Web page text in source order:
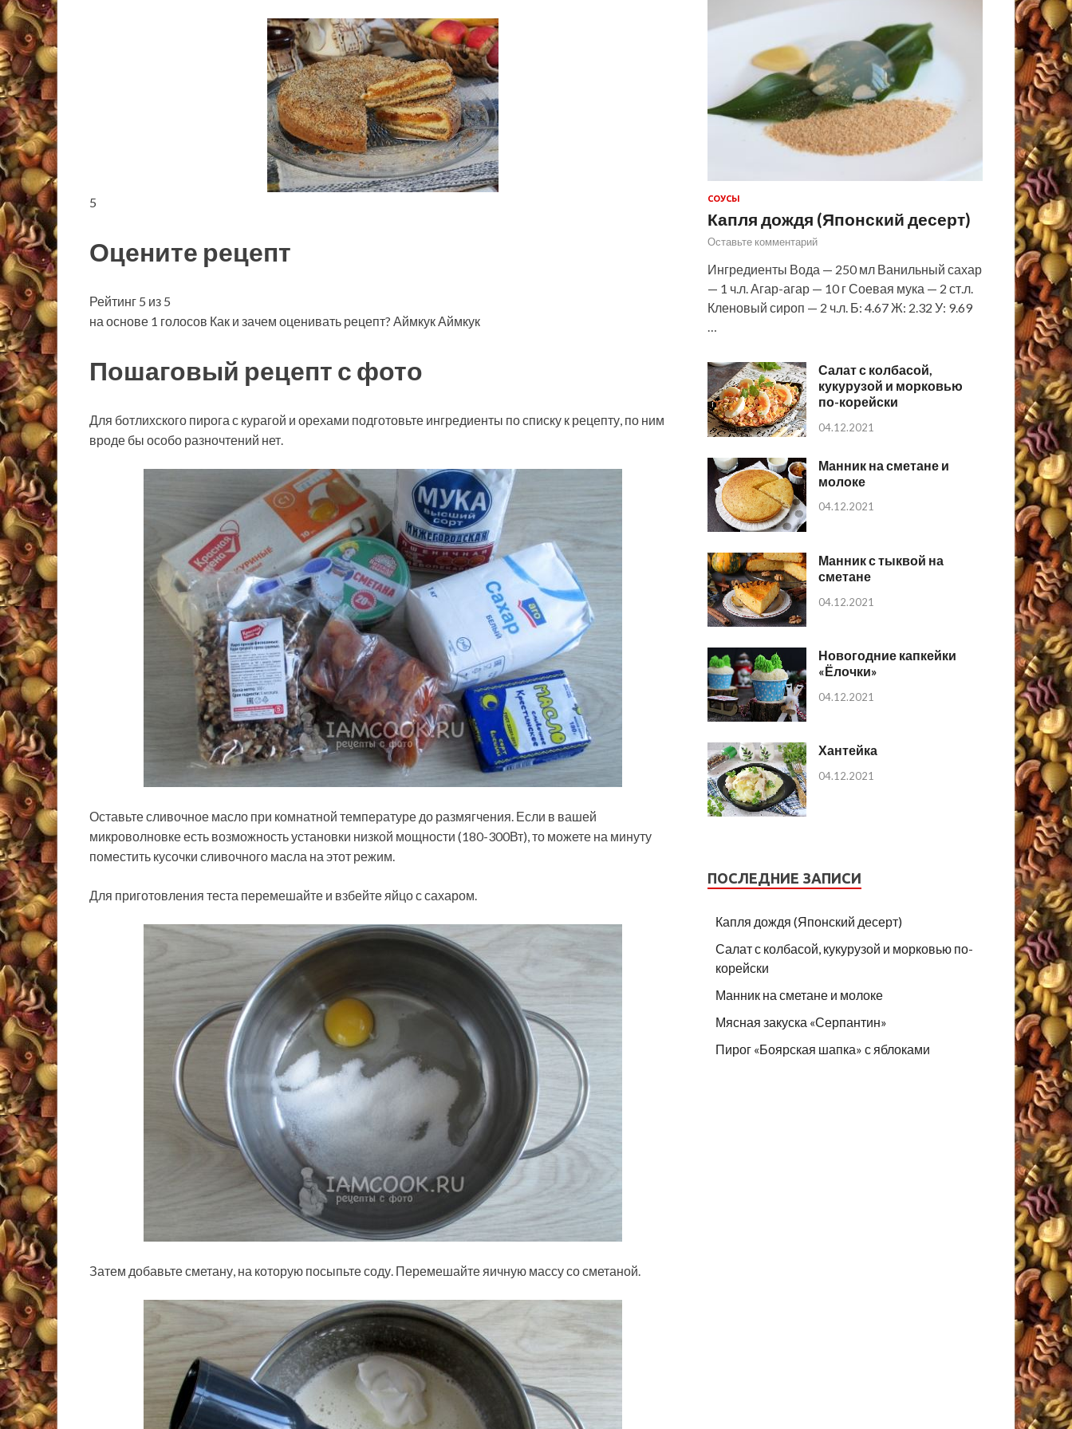
5
Оцените рецепт
Рейтинг 5 из 5
на основе 1 голосов Как и зачем оценивать рецепт? Аймкук Аймкук
Пошаговый рецепт с фото
Для ботлихского пирога с курагой и орехами подготовьте ингредиенты по списку к рецепту, по ним
вроде бы особо разночтений нет.
Оставьте сливочное масло при комнатной температуре до размягчения. Если в вашей
микроволновке есть возможность установки низкой мощности (180-300Вт), то можете на минуту
поместить кусочки сливочного масла на этот режим.
Для приготовления теста перемешайте и взбейте яйцо с сахаром.
Затем добавьте сметану, на которую посыпьте соду. Перемешайте яичную массу со сметаной.
СОУСЫ
Капля дождя (Японский десерт)
Оставьте комментарий
Ингредиенты Вода — 250 мл Ванильный сахар
— 1 ч.л. Агар-агар — 10 г Соевая мука — 2 ст.л.
Кленовый сироп — 2 ч.л. Б: 4.67 Ж: 2.32 У: 9.69
…
Салат с колбасой,
кукурузой и морковью
по-корейски
04.12.2021
Манник на сметане и
молоке
04.12.2021
Манник с тыквой на
сметане
04.12.2021
Новогодние капкейки
«Ёлочки»
04.12.2021
Хантейка
04.12.2021
ПОСЛЕДНИЕ ЗАПИСИ
Капля дождя (Японский десерт)
Салат с колбасой, кукурузой и морковью по-
корейски
Манник на сметане и молоке
Мясная закуска «Серпантин»
Пирог «Боярская шапка» с яблоками